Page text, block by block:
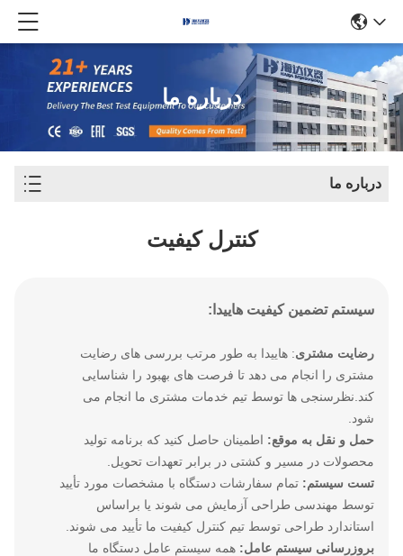
درباره ما
درباره ما
کنترل کیفیت
سیستم تضمین کیفیت هاییدا:
رضایت مشتری: هاییدا به طور مرتب بررسی های رضایت
مشتری را انجام می دهد تا فرصت های بهبود را شناسایی
کند.نظرسنجی ها توسط تیم خدمات مشتری ما انجام می
شود.
حمل و نقل به موقع: اطمینان حاصل کنید که برنامه تولید
محصولات در مسیر و کشتی در برابر تعهدات تحویل.
تست سیستم: تمام سفارشات دستگاه با مشخصات مورد تأیید
توسط مهندسی طراحی آزمایش می شوند یا براساس
استاندارد طراحی توسط تیم کنترل کیفیت ما تأیید می شوند.
بروزرسانی سیستم عامل: همه سیستم عامل دستگاه ما